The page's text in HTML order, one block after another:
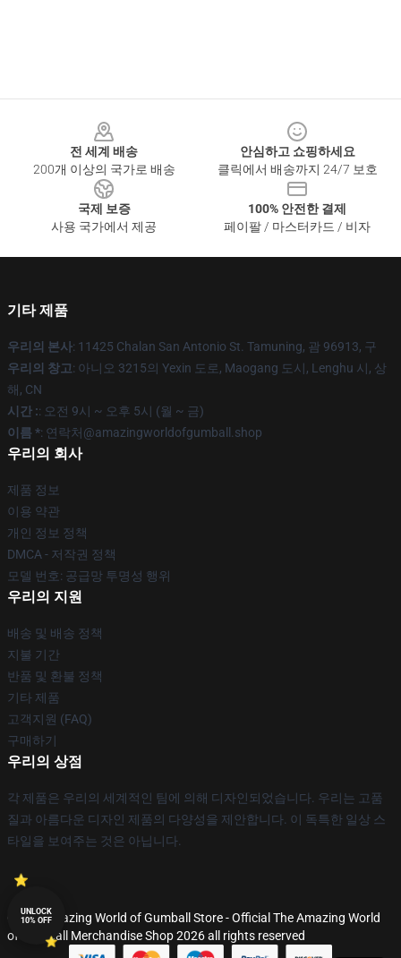
전 세계 배송
200개 이상의 국가로 배송
안심하고 쇼핑하세요
클릭에서 배송까지 24/7 보호
국제 보증
사용 국가에서 제공
100% 안전한 결제
페이팔 / 마스터카드 / 비자
기타 제품
우리의 본사: 11425 Chalan San Antonio St. Tamuning, 괌 96913, 구
우리의 창고: 아니오 3215의 Yexin 도로, Maogang 도시, Lenghu 시, 상
해, CN
시간 :: 오전 9시 ~ 오후 5시 (월 ~ 금)
이름 *: 연락처@amazingworldofgumball.shop
우리의 회사
제품 정보
이용 약관
개인 정보 정책
DMCA - 저작권 정책
모델 번호: 공급망 투명성 행위
우리의 지원
배송 및 배송 정책
지불 기간
반품 및 환불 정책
기타 제품
고객지원 (FAQ)
구매하기
우리의 상점
각 제품은 우리의 세계적인 팀에 의해 디자인되었습니다. 우리는 고품
질과 아름다운 디자인 제품의 다양성을 제안합니다. 이 독특한 일상 스
타일을 보여주는 것은 아닙니다.
© The Amazing World of Gumball Store - Official The Amazing World
of Gumball Merchandise Shop 2026 all rights reserved
UNLOCK
10% OFF